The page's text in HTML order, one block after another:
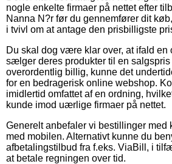
nogle enkelte firmaer på nettet efter
Nanna N?r før du gennemfører dit
i tvivl om at antage den prisbilligste
Du skal dog være klar over, at ifald en
sælger deres produkter til en
overordentlig billig, kunne det
for en bedragerisk online webshop.
imidlertid omfattet af en ordning,
kunde imod uærlige firmaer på nettet.
Generelt anbefaler vi bestillinger med
med mobilen. Alternativt kunne du
afbetalingstilbud fra f.eks. ViaBill, i
at betale regningen over tid.